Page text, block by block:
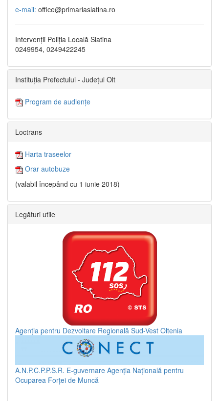
e-mail: office@primariaslatina.ro
Intervenții Poliția Locală Slatina
0249954, 0249422245
Instituția Prefectului - Județul Olt
Program de audiențe
Loctrans
Harta traseelor
Orar autobuze
(valabil începând cu 1 iunie 2018)
Legături utile
Agenția pentru Dezvoltare Regională Sud-Vest Oltenia
A.N.P.C.P.P.S.R. E-guvernare Agenția Națională pentru
Ocuparea Forței de Muncă